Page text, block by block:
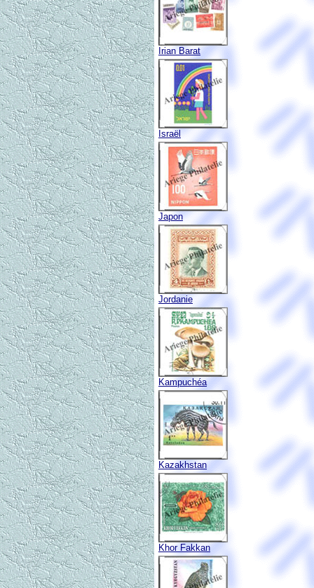
Irian Barat
Israël
Japon
Jordanie
Kampuchéa
Kazakhstan
Khor Fakkan